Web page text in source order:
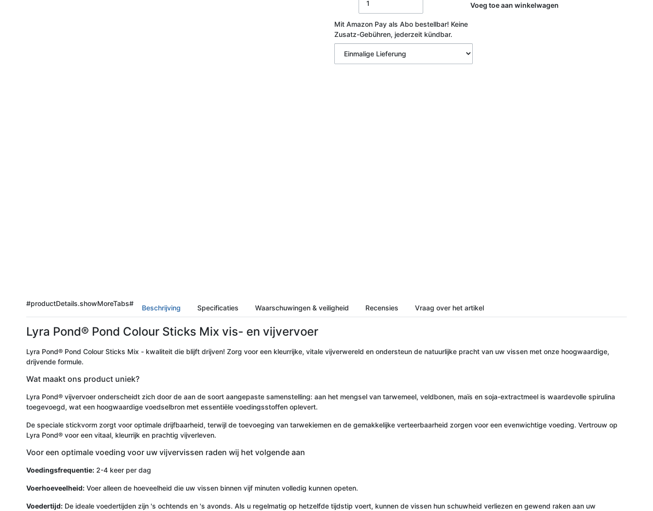
Voeg toe aan winkelwagen
Mit Amazon Pay als Abo bestellbar! Keine
Zusatz-Gebühren, jederzeit kündbar.
#productDetails.showMoreTabs#
Beschrijving Specificaties Waarschuwingen & veiligheid Recensies Vraag over het artikel
Lyra Pond® Pond Colour Sticks Mix vis- en vijvervoer
Lyra Pond® Pond Colour Sticks Mix - kwaliteit die blijft drijven! Zorg voor een kleurrijke, vitale vijverwereld en ondersteun de natuurlijke pracht van uw vissen met onze hoogwaardige,
drijvende formule.
Wat maakt ons product uniek?
Lyra Pond® vijvervoer onderscheidt zich door de aan de soort aangepaste samenstelling: aan het mengsel van tarwemeel, veldbonen, maïs en soja-extractmeel is waardevolle spirulina
toegevoegd, wat een hoogwaardige voedselbron met essentiële voedingsstoffen oplevert.
De speciale stickvorm zorgt voor optimale drijfbaarheid, terwijl de toevoeging van tarwekiemen en de gemakkelijke verteerbaarheid zorgen voor een evenwichtige voeding. Vertrouw op
Lyra Pond® voor een vitaal, kleurrijk en prachtig vijverleven.
Voor een optimale voeding voor uw vijvervissen raden wij het volgende aan
Voedingsfrequentie: 2-4 keer per dag
Voerhoeveelheid: Voer alleen de hoeveelheid die uw vissen binnen vijf minuten volledig kunnen opeten.
Voedertijd: De ideale voedertijden zijn 's ochtends en 's avonds. Als u regelmatig op hetzelfde tijdstip voert, kunnen de vissen hun schuwheid verliezen en gewend raken aan uw